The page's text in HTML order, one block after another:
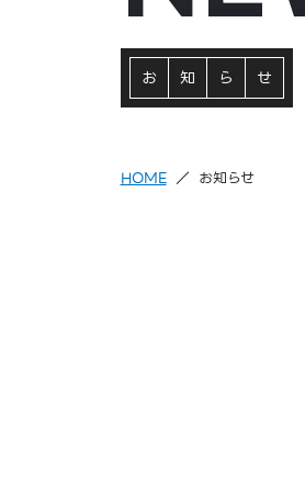
お 知 ら せ
HOME お知らせ